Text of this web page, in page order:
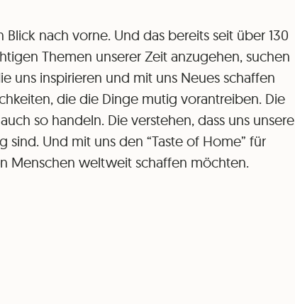
Blick nach vorne. Und das bereits seit über 130
Themen unserer Zeit anzugehen, suchen
uns inspirieren und mit uns Neues schaffen
die die Dinge mutig vorantreiben. Die
so handeln. Die verstehen, dass uns unsere
sind. Und mit uns den “Taste of Home” für
Menschen weltweit schaffen möchten.